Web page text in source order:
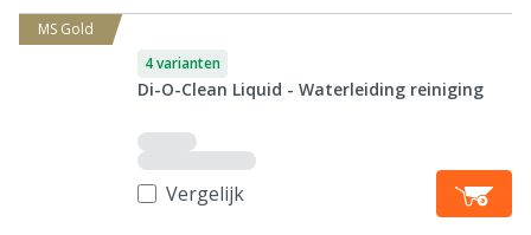
MS Gold
4 varianten
Di-O-Clean Liquid - Waterleiding reiniging
Vergelijk